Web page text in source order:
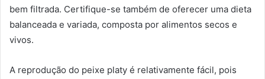
bem filtrada. Certifique-se também de oferecer uma dieta
balanceada e variada, composta por alimentos secos e
vivos.
A reprodução do peixe platy é relativamente fácil, pois